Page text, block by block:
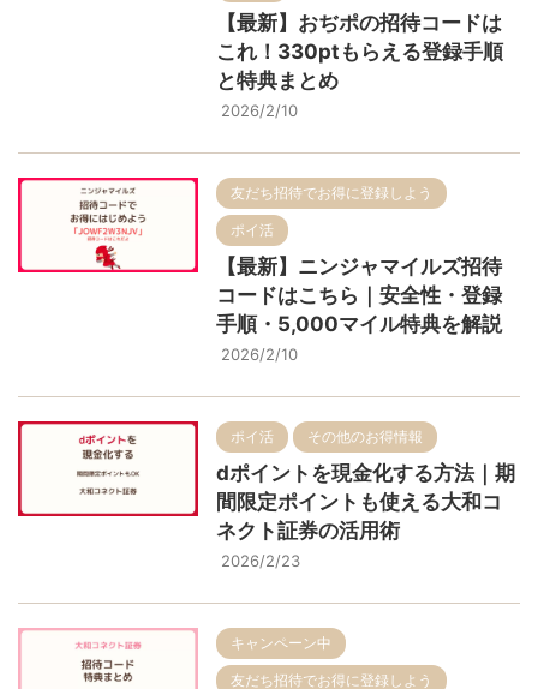
【最新】おぢポの招待コードは
これ！330ptもらえる登録手順
と特典まとめ
2026/2/10
友だち招待でお得に登録しよう
ポイ活
【最新】ニンジャマイルズ招待
コードはこちら｜安全性・登録
手順・5,000マイル特典を解説
2026/2/10
ポイ活 その他のお得情報
dポイントを現金化する方法｜期
間限定ポイントも使える大和コ
ネクト証券の活用術
2026/2/23
キャンペーン中
友だち招待でお得に登録しよう